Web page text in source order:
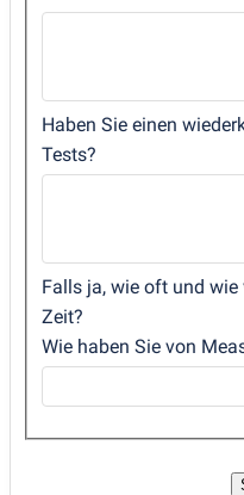
Haben Sie einen
Tests?
Falls ja, wie oft und wie
Zeit?
Wie haben Sie von